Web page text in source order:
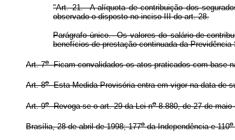
"Art. 21. A alíquota de contribuição dos
observado o disposto no inciso III do art. 28.
Parágrafo único. Os valores do salário-de-
benefícios de prestação continuada da Previdência
Art. 7oFicam convalidados os atos praticados com base
Art. 8oEsta Medida Provisória entra em vigor na data de
Art. 9oRevoga-se o art. 29 da Lei no8.880, de 27 de maio
Brasília, 28 de abril de 1998; 177oda Independência e 110o